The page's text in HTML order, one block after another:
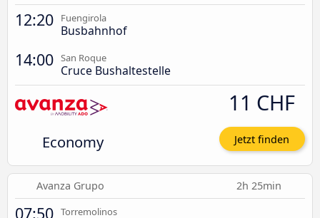
12:20 Fuengirola
Busbahnhof
14:00 San Roque
Cruce Bushaltestelle
Economy
11 CHF
Jetzt finden
Avanza Grupo 2h 25min
07:50 Torremolinos